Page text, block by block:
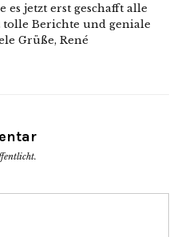
jetzt erst geschafft alle
tolle Berichte und geniale
Grüße, René